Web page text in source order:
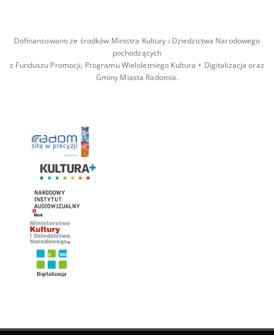
Dofinansowano ze środków Ministra Kultury i Dziedzictwa Narodowego
pochodzących
z Funduszu Promocji, Programu Wieloletniego Kultura + Digitalizacja oraz
Gminy Miasta Radomia.